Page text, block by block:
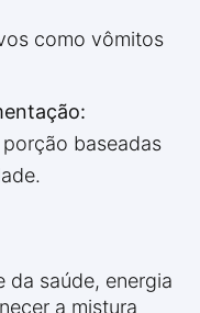
como vômitos
baseadas
da saúde, energia
a mistura